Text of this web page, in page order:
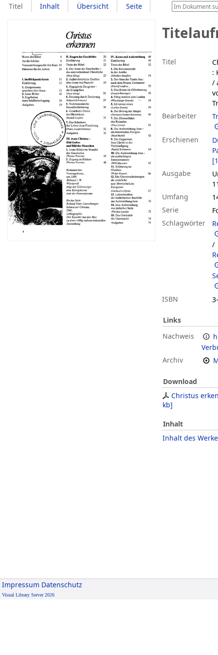
Titel Inhalt Übersicht Seite
Titel
:
/
Bearbeiter
Erschienen
Ausgabe
Umfang
Serie
Schlagwörter
/
ISBN
Links
Nachweis
Archiv
Download
Christus
kb]
Inhalt
Inhalt des
Impressum Datenschutz
Visual Library Server 2026